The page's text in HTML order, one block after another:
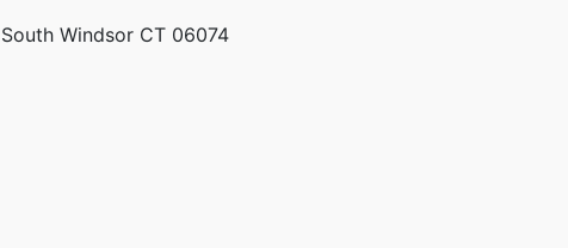
South Windsor CT 06074